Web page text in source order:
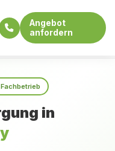
Angebot
anfordern
in